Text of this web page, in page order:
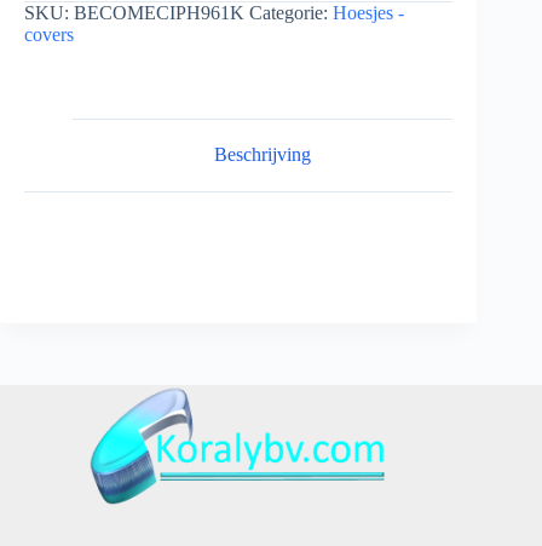
SKU: BECOMECIPH961K Categorie: Hoesjes -
covers
Beschrijving